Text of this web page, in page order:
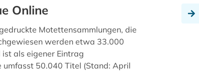
Online
Motettensammlungen, die
werden etwa 33.000
als eigener Eintrag
umfasst 50.040 Titel (Stand: April